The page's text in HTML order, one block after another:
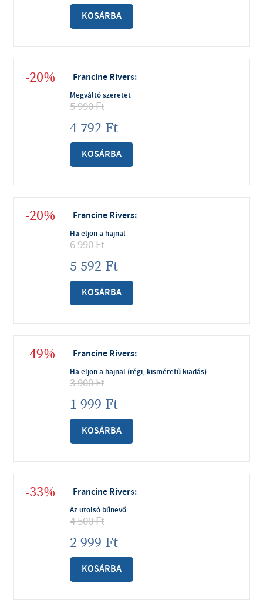
KOSÁRBA
-20% Francine Rivers:
Megváltó szeretet
5 990Ft
4 792 Ft
KOSÁRBA
-20% Francine Rivers:
Ha eljön a hajnal
6 990Ft
5 592 Ft
KOSÁRBA
-49% Francine Rivers:
Ha eljön a hajnal (régi, kisméretű kiadás)
3 900Ft
1 999 Ft
KOSÁRBA
-33% Francine Rivers:
Az utolsó bűnevő
4 500Ft
2 999 Ft
KOSÁRBA